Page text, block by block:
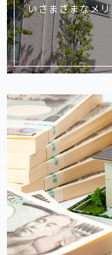
いさまざまなメ